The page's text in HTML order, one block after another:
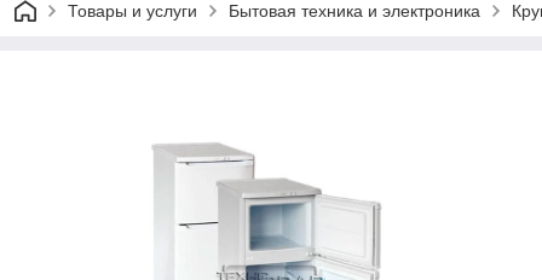
Товары и услуги Бытовая техника и электроника